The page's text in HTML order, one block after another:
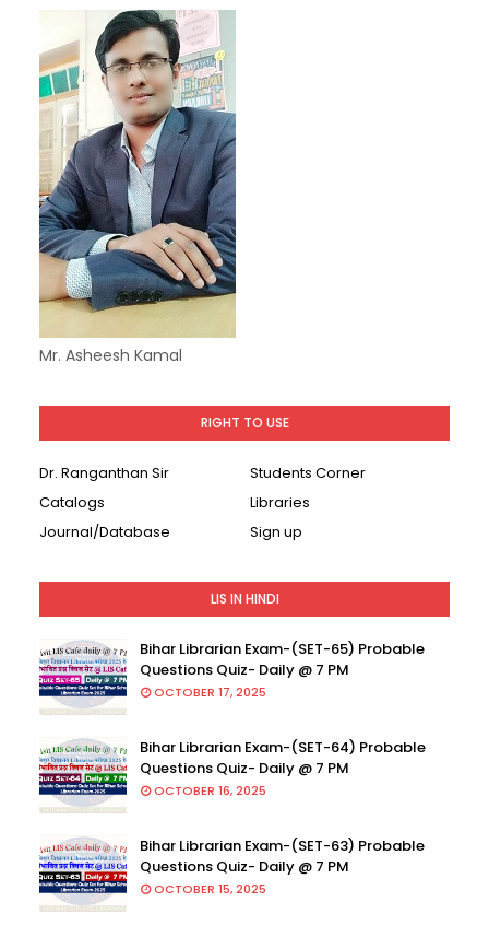
Mr. Asheesh Kamal
RIGHT TO USE
Dr. Ranganthan Sir
Students Corner
Catalogs
Libraries
Journal/Database
Sign up
LIS IN HINDI
Bihar Librarian Exam-(SET-65) Probable
Questions Quiz- Daily @ 7 PM
OCTOBER 17, 2025
Bihar Librarian Exam-(SET-64) Probable
Questions Quiz- Daily @ 7 PM
OCTOBER 16, 2025
Bihar Librarian Exam-(SET-63) Probable
Questions Quiz- Daily @ 7 PM
OCTOBER 15, 2025